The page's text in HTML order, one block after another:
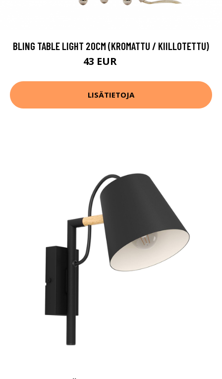
BLING TABLE LIGHT 20CM (KROMATTU / KIILLOTETTU)
43 EUR
LISÄTIETOJA